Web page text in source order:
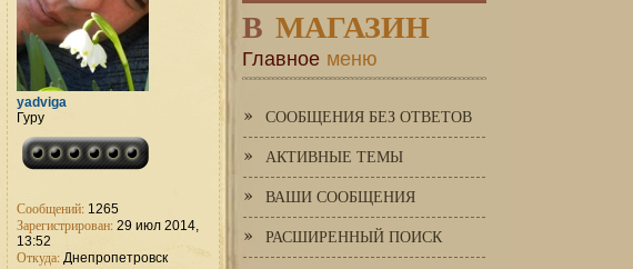
yadviga
Гуру
Сообщений: 1265
Зарегистрирован: 29 июл 2014,
13:52
Откуда: Днепропетровск
В МАГАЗИН
Главное меню
СООБЩЕНИЯ БЕЗ ОТВЕТОВ
АКТИВНЫЕ ТЕМЫ
ВАШИ СООБЩЕНИЯ
РАСШИРЕННЫЙ ПОИСК